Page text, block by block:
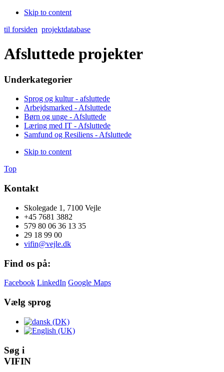
Skip to content
til forsiden projektdatabase
Afsluttede projekter
Underkategorier
Sprog og kultur - afsluttede
Arbejdsmarked - Afsluttede
Børn og unge - Afsluttede
Læring med IT - Afsluttede
Samfund og Resiliens - Afsluttede
Skip to content
Top
Kontakt
Skolegade 1, 7100 Vejle
+45 7681 3882
579 80 06 36 13 35
29 18 99 00
vifin@vejle.dk
Find os på:
Facebook LinkedIn Google Maps
Vælg sprog
Søg i
VIFIN